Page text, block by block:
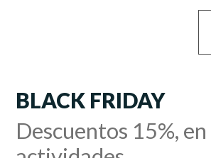
BLACK FRIDAY
Descuentos 15%,